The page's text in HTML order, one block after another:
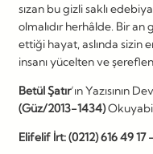
sızan bu gizli saklı
olmalıdır herhâlde. Bir
ettiği hayat, aslında sizin
insanı yücelten ve
Betül Şatır‘ın Yazısının
(Güz/2013-1434)
Elifelif İrt: (0212) 616 49